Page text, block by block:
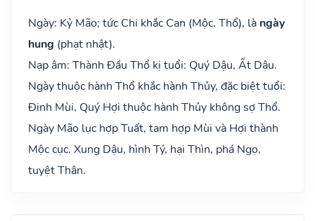
Ngày: Kỷ Mão; tức Chi khắc Can (Mộc, Thổ), là ngày
hung (phạt nhật).
Nạp âm: Thành Đầu Thổ kị tuổi: Quý Dậu, Ất Dậu.
Ngày thuộc hành Thổ khắc hành Thủy, đặc biệt tuổi:
Đinh Mùi, Quý Hợi thuộc hành Thủy không sợ Thổ.
Ngày Mão lục hợp Tuất, tam hợp Mùi và Hợi thành
Mộc cục. Xung Dậu, hình Tý, hại Thìn, phá Ngọ,
tuyệt Thân.